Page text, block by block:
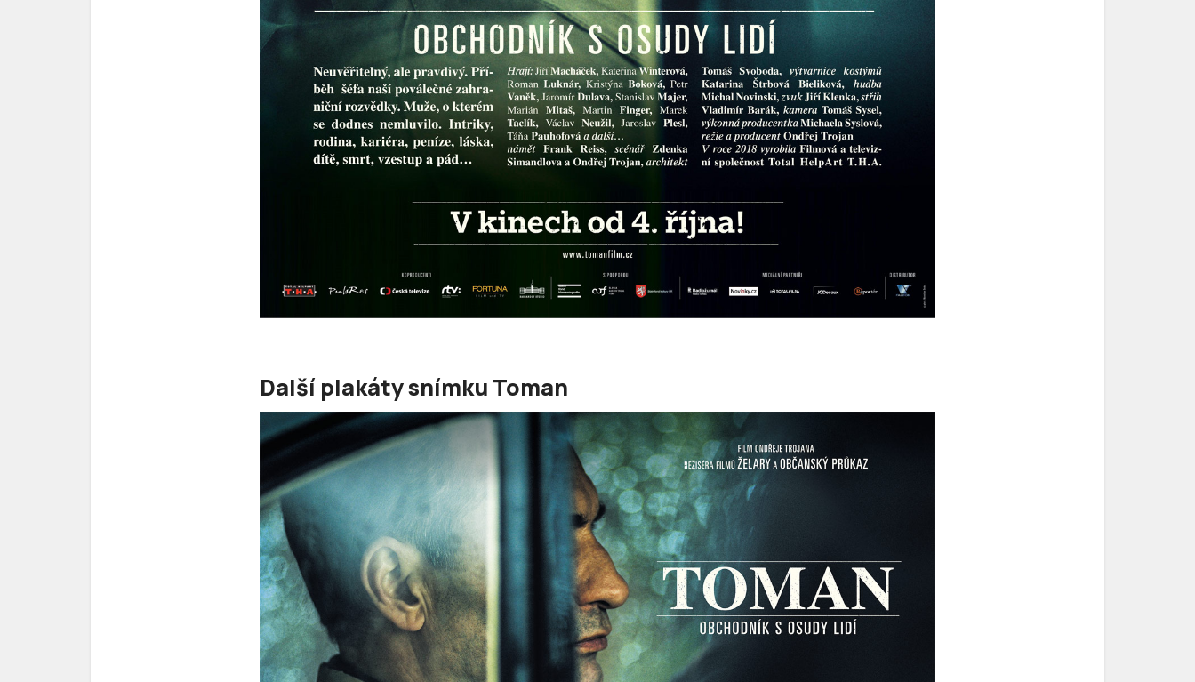
Další plakáty snímku Toman